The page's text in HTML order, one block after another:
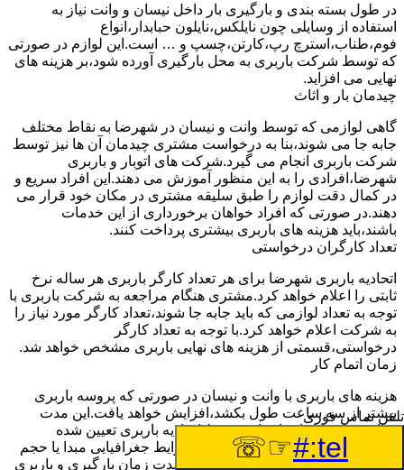
در طول بسته بندی و بارگیری بار داخل نیسان و وانت نیاز به
استفاده از وسایلی چون نایلکس،نایلون حبابدار،انواع
فوم،طناب،استرچ رپ،کارتن،چسپ و … است.این لوازم در صورتی
که توسط شرکت باربری به محل بارگیری آورده شود،بر هزینه های
نهایی می افزاید.
چیدمان بار و اثاث
گاهی لوازمی که توسط وانت و نیسان در شهرضا به نقاط مختلف
جابه جا می شوند،بنا به درخواست مشتری چیدمان آن ها نیز توسط
شرکت باربری انجام می گیرد.شرکت های اتوبار و باربری
شهرضا،افرادی را به این منظور آموزش می دهند.این افراد سریع و
در کمال دقت لوازم را طبق سلیقه مشتری در مکان خود قرار می
دهند.در صورتی که افراد خواهان برخورداری از این خدمات
باشند،باید هزینه های باربری بیشتری پرداخت کنند.
تعداد کارگران درخواستی
اتحادیه باربری شهرضا برای هر تعداد کارگر باربری هر ساله نرخ
ثابتی را اعلام خواهد کرد.مشتری هنگام مراجعه به شرکت باربری با
توجه به تعداد لوازمی که باید جابه جا شوند،تعداد کارگر مورد نیاز را
به شرکت اعلام خواهد کرد.با توجه به تعداد کارگر
درخواستی،قسمتی از هزینه های نهایی باربری مشخص خواهد شد.
زمان اتمام کار
هزینه های باربری با وانت و نیسان در صورتی که پروسه باربری
بیشتر از سه ساعت طول بکشد،افزایش خواهد یافت.این مدت
زمان به صورت استادندارد توسط اتحادیه باربری تعیین شده
است.عواملی مثل آب وهوا،ترافیک،شرایط جغرافیایی مبدا یا حجم
زیاد لوازم ممکن است باعث افزایش مدت زمان بارگیری و باربری
تلفن تماس فوری
tel:#
☞☏